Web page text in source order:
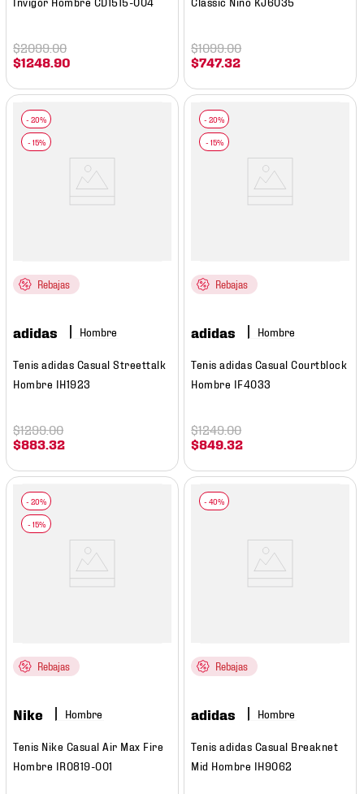
$1248 .90
$2099.00
$747.32
$1099.00
Rebajas
adidas Hombre
Tenis adidas Casual Streettalk
Hombre IH1923
$883 .32
$1299.00
Rebajas
adidas Hombre
Tenis adidas Casual Courtblock
Hombre IF4033
$849 .32
$1249.00
Rebajas
Nike Hombre
Tenis Nike Casual Air Max Fire
Hombre IR0819-001
Rebajas
adidas Hombre
Tenis adidas Casual Breaknet
Mid Hombre IH9062